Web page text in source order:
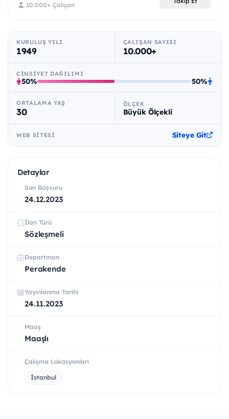
10.000+ Çalışan
KURULUŞ YILI
1949
ÇALIŞAN SAYISI
10.000+
CINSIYET DAĞILIMI
50% 50%
ORTALAMA YAŞ
30
ÖLÇEK
Büyük Ölçekli
WEB SITESI Siteye Git
Detaylar
Son Başvuru
24.12.2023
İlan Türü
Sözleşmeli
Departman
Perakende
Yayınlanma Tarihi
24.11.2023
Maaş
Maaşlı
Çalışma Lokasyonları
İstanbul